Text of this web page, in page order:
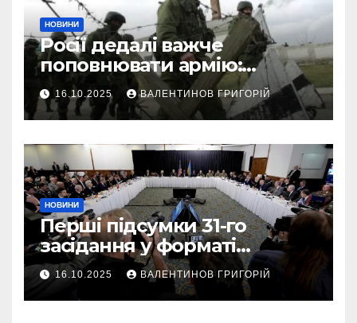
НОВИНИ
Росії дедалі важче
поповнювати армію:
військовий пояснив
приховані причини
16.10.2025 ВАЛЕНТИНОВ ГРИГОРІЙ
НОВИНИ
Перші підсумки 31-го
засідання у форматі
“Рамштайн”: що
домовилися союзники
України
16.10.2025 ВАЛЕНТИНОВ ГРИГОРІЙ